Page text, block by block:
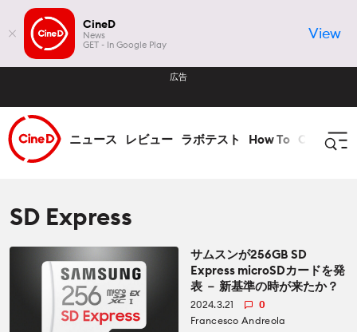
CineD
News
GET - In Google Play
View
広告
ニュース レビュー ラボテスト How To CineDビ
ニュース
全て ニュース
レビュー
SD Express
サムスンが256GB SD
Express microSDカードを発
表 － 新基準の時が来たか？
2024.3.21
0
Francesco Andreola